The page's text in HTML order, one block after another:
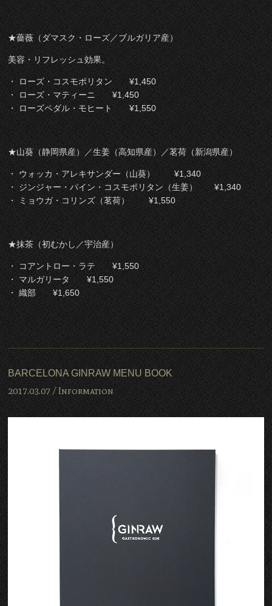
★薔薇（ダマスク・ローズ／ブルガリア産）
美容・リフレッシュ効果。
・ ローズ・コスモポリタン ¥1,450
・ ローズ・マティーニ ¥1,450
・ ローズペダル・モヒート ¥1,550
★山葵（静岡県産）／生姜（高知県産）／茗荷（新潟県産）
・ ウォッカ・アレキサンダー（山葵） ¥1,340
・ ジンジャー・パイン・コスモポリタン（生姜） ¥1,340
・ ミョウガ・コリンズ（茗荷） ¥1,550
★抹茶（初むかし／宇治産）
・ コアントロー・ラテ ¥1,550
・ マルガリータ ¥1,550
・ 織部 ¥1,650
BARCELONA GINRAW MENU BOOK
2017.03.07 /Information